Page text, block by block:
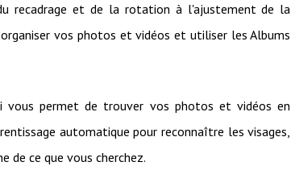
recadrage et de la rotation à l'ajustement de la
vos photos et vidéos et utiliser les Albums
vous permet de trouver vos photos et vidéos en
automatique pour reconnaître les visages,
de ce que vous cherchez.